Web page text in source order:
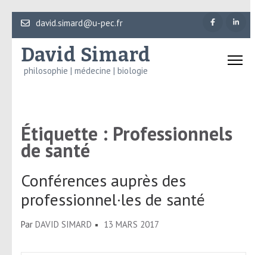
Aller
au
contenu
(Pressez
david.simard@u-pec.fr
David Simard
philosophie | médecine | biologie
Étiquette : Professionnels
de santé
Conférences auprès des
professionnel·les de santé
Par DAVID SIMARD 13 MARS 2017